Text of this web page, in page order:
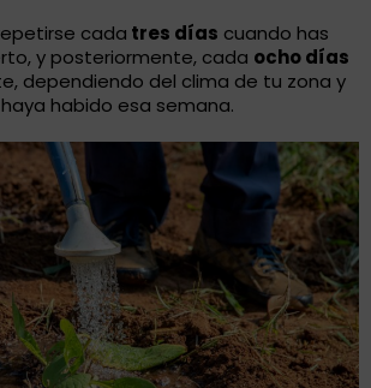
cada tres días cuando has
y posteriormente, cada ocho días
dependiendo del clima de tu zona y
habido esa semana.